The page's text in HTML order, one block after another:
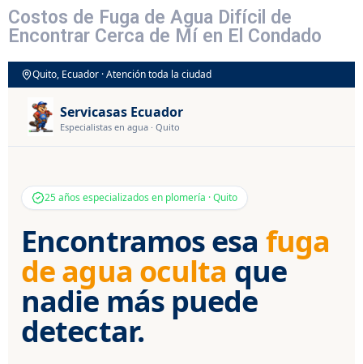
Costos de Fuga de Agua Difícil de
Encontrar Cerca de Mí en El Condado